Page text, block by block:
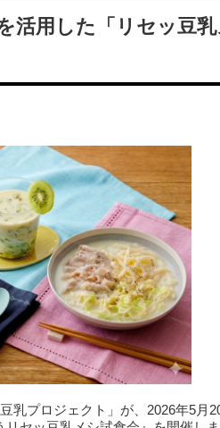
活用した「リセッ豆
乳プロジェクト」が、2026年5月